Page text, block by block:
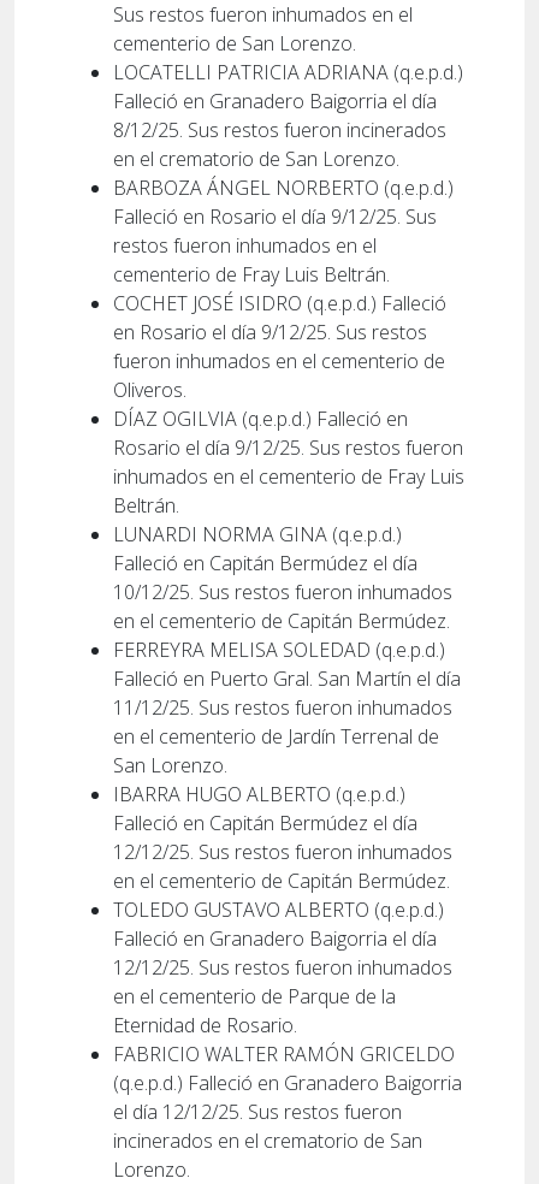
Sus restos fueron inhumados en el
cementerio de San Lorenzo.
LOCATELLI PATRICIA ADRIANA (q.e.p.d.)
Falleció en Granadero Baigorria el día
8/12/25. Sus restos fueron incinerados
en el crematorio de San Lorenzo.
BARBOZA ÁNGEL NORBERTO (q.e.p.d.)
Falleció en Rosario el día 9/12/25. Sus
restos fueron inhumados en el
cementerio de Fray Luis Beltrán.
COCHET JOSÉ ISIDRO (q.e.p.d.) Falleció
en Rosario el día 9/12/25. Sus restos
fueron inhumados en el cementerio de
Oliveros.
DÍAZ OGILVIA (q.e.p.d.) Falleció en
Rosario el día 9/12/25. Sus restos fueron
inhumados en el cementerio de Fray Luis
Beltrán.
LUNARDI NORMA GINA (q.e.p.d.)
Falleció en Capitán Bermúdez el día
10/12/25. Sus restos fueron inhumados
en el cementerio de Capitán Bermúdez.
FERREYRA MELISA SOLEDAD (q.e.p.d.)
Falleció en Puerto Gral. San Martín el día
11/12/25. Sus restos fueron inhumados
en el cementerio de Jardín Terrenal de
San Lorenzo.
IBARRA HUGO ALBERTO (q.e.p.d.)
Falleció en Capitán Bermúdez el día
12/12/25. Sus restos fueron inhumados
en el cementerio de Capitán Bermúdez.
TOLEDO GUSTAVO ALBERTO (q.e.p.d.)
Falleció en Granadero Baigorria el día
12/12/25. Sus restos fueron inhumados
en el cementerio de Parque de la
Eternidad de Rosario.
FABRICIO WALTER RAMÓN GRICELDO
(q.e.p.d.) Falleció en Granadero Baigorria
el día 12/12/25. Sus restos fueron
incinerados en el crematorio de San
Lorenzo.